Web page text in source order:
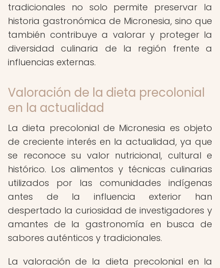
tradicionales no solo permite preservar la
historia gastronómica de Micronesia, sino que
también contribuye a valorar y proteger la
diversidad culinaria de la región frente a
influencias externas.
Valoración de la dieta precolonial
en la actualidad
La dieta precolonial de Micronesia es objeto
de creciente interés en la actualidad, ya que
se reconoce su valor nutricional, cultural e
histórico. Los alimentos y técnicas culinarias
utilizados por las comunidades indígenas
antes de la influencia exterior han
despertado la curiosidad de investigadores y
amantes de la gastronomía en busca de
sabores auténticos y tradicionales.
La valoración de la dieta precolonial en la